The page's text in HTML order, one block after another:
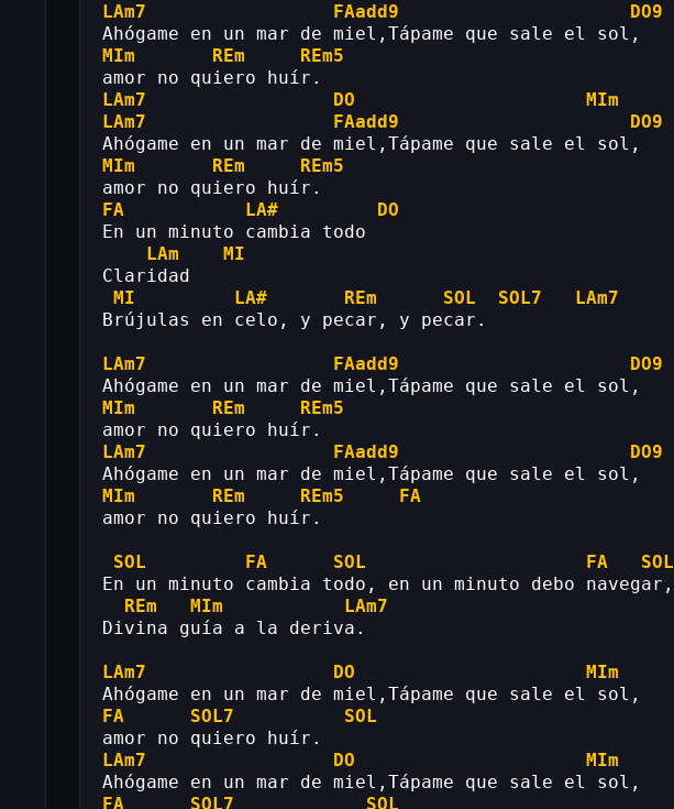
LAm7 FAadd9
DO9
Ahógame en un mar de miel,Tápame que sale el sol,
MIm
REm
REm5
amor no quiero huír.
LAm7
DO
MIm
LAm7
FAadd9
DO9
Ahógame en un mar de miel,Tápame que sale el sol,
MIm
REm
REm5
amor no quiero huír.
FA
LA#
DO
En un minuto cambia todo
LAm
MI
Claridad
MI
LA# REm SOL SOL7
LAm7
Brújulas en celo, y pecar, y pecar.
LAm7 FAadd9
DO9
Ahógame en un mar de miel,Tápame que sale el sol,
MIm
REm
REm5
amor no quiero huír.
LAm7
FAadd9
DO9
Ahógame en un mar de miel,Tápame que sale el sol,
MIm
REm REm5
FA
amor no quiero huír.
SOL FA SOL FA
SOL
En un minuto cambia todo, en un minuto debo navegar,
REm
MIm
LAm7
Divina guía a la deriva.
LAm7 DO
MIm
Ahógame en un mar de miel,Tápame que sale el sol,
FA
SOL7
SOL
amor no quiero huír.
LAm7
DO
MIm
Ahógame en un mar de miel,Tápame que sale el sol,
FA
SOL7
SOL